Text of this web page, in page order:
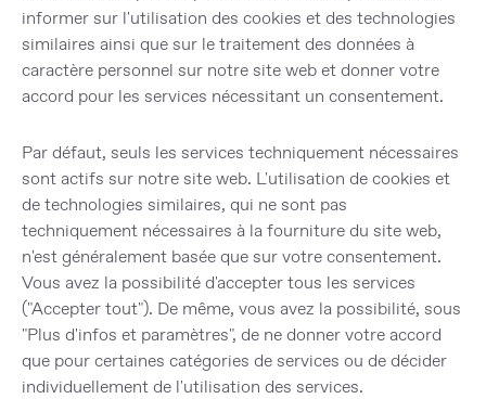
informer sur l'utilisation des cookies et des technologies
similaires ainsi que sur le traitement des données à
caractère personnel sur notre site web et donner votre
accord pour les services nécessitant un consentement.
Par défaut, seuls les services techniquement nécessaires
sont actifs sur notre site web. L'utilisation de cookies et
de technologies similaires, qui ne sont pas
techniquement nécessaires à la fourniture du site web,
n'est généralement basée que sur votre consentement.
Vous avez la possibilité d'accepter tous les services
("Accepter tout"). De même, vous avez la possibilité, sous
"Plus d'infos et paramètres", de ne donner votre accord
que pour certaines catégories de services ou de décider
individuellement de l'utilisation des services.